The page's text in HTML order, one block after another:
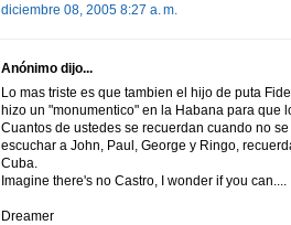
diciembre 08, 2005 8:27 a. m.
Anónimo dijo...
Lo mas triste es que tambien el hijo de puta
hizo un "monumentico" en la Habana para que
Cuantos de ustedes se recuerdan cuando no
escuchar a John, Paul, George y Ringo,
Cuba.
Imagine there's no Castro, I wonder if you can....
Dreamer